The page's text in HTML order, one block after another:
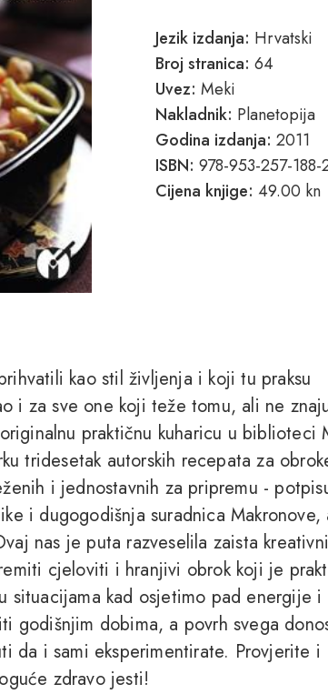
Jezik izdanja: Hrvatski
Broj stranica: 64
Uvez: Meki
Nakladnik: Planetopija
Godina izdanja: 2011
ISBN: 978-953-257-188-
Cijena knjige: 49.00 kn
kao stil življenja i koji tu praksu
i za sve one koji teže tomu, ali ne
praktičnu kuharicu u biblioteci
tridesetak autorskih recepata za
i jednostavnih za pripremu -
i dugogodišnja suradnica Makronove,
nas je puta razveselila zaista
cjeloviti i hranjivi obrok koji je
situacijama kad osjetimo pad energije i
godišnjim dobima, a povrh svega
da i sami eksperimentirate. Provjerite i
zdravo jesti!